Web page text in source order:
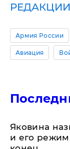
Армия России
Авиация
Яковина
и его